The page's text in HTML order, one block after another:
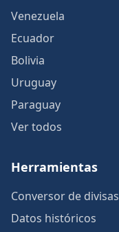
Venezuela
Ecuador
Bolivia
Uruguay
Paraguay
Ver todos
Herramientas
Conversor de divisas
Datos históricos